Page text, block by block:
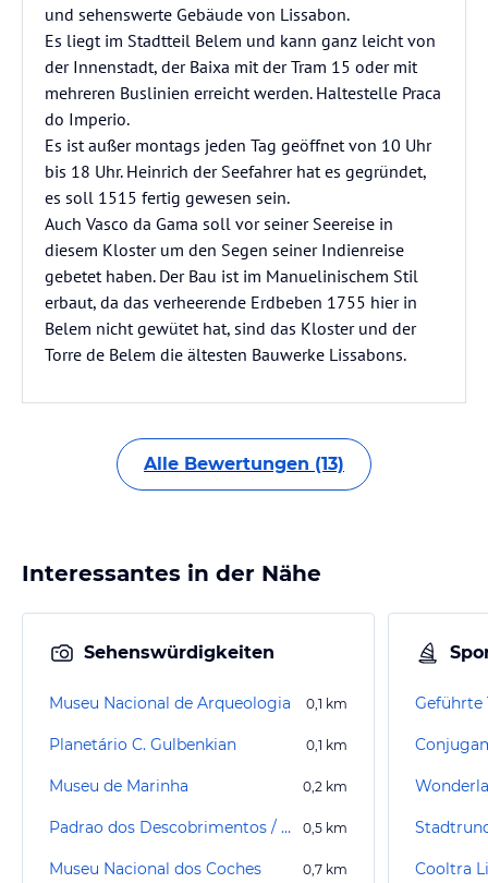
und sehenswerte Gebäude von Lissabon.
Es liegt im Stadtteil Belem und kann ganz leicht von
der Innenstadt, der Baixa mit der Tram 15 oder mit
mehreren Buslinien erreicht werden. Haltestelle Praca
do Imperio.
Es ist außer montags jeden Tag geöffnet von 10 Uhr
bis 18 Uhr. Heinrich der Seefahrer hat es gegründet,
es soll 1515 fertig gewesen sein.
Auch Vasco da Gama soll vor seiner Seereise in
diesem Kloster um den Segen seiner Indienreise
gebetet haben. Der Bau ist im Manuelinischem Stil
erbaut, da das verheerende Erdbeben 1755 hier in
Belem nicht gewütet hat, sind das Kloster und der
Torre de Belem die ältesten Bauwerke Lissabons.
Alle Bewertungen (13)
Interessantes in der Nähe
Sehenswürdigkeiten
Museu Nacional de Arqueologia 0,1 km
Planetário C. Gulbenkian 0,1 km
Museu de Marinha 0,2 km
Padrao dos Descobrimentos / Denkmal der Entdecker 0,5 km
Museu Nacional dos Coches 0,7 km Cooltra